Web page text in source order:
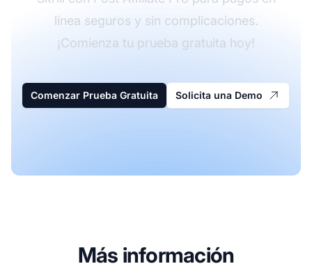
línea seguros y sin complicaciones.
¡Comienza tu prueba gratuita hoy!
Comenzar Prueba Gratuita Solicita una Demo
Más información